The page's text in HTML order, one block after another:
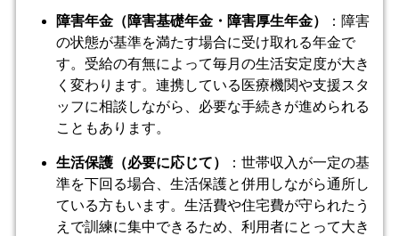
障害年金（障害基礎年金・障害厚生年金）
：障害
の状態が基準を満たす場合に受け取れる年金で
す。受給の有無によって毎月の生活安定度が大き
く変わります。連携している医療機関や支援スタ
ッフに相談しながら、必要な手続きが進められる
こともあります。
生活保護（必要に応じて）
：世帯収入が一定の基
準を下回る場合、生活保護と併用しながら通所し
ている方もいます。生活費や住宅費が守られたう
えで訓練に集中できるため、利用者にとって大き